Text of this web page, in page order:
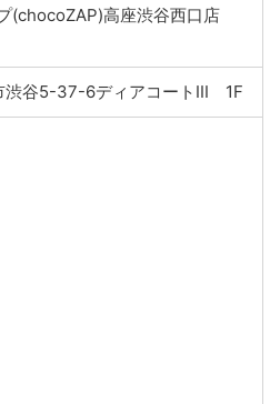
(chocoZAP)高座渋谷西口店
渋谷5-37-6ディアコートIII 1F